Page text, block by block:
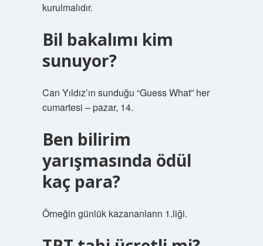
kurulmalıdır.
Bil bakalımı kim
sunuyor?
Can Yıldız’ın sunduğu “Guess What” her
cumartesi – pazar, 14.
Ben bilirim
yarışmasında ödül
kaç para?
Örneğin günlük kazananların 1.liği.